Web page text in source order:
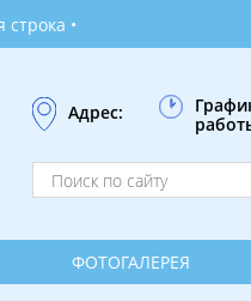
Адрес:
ФОТОГАЛЕРЕЯ